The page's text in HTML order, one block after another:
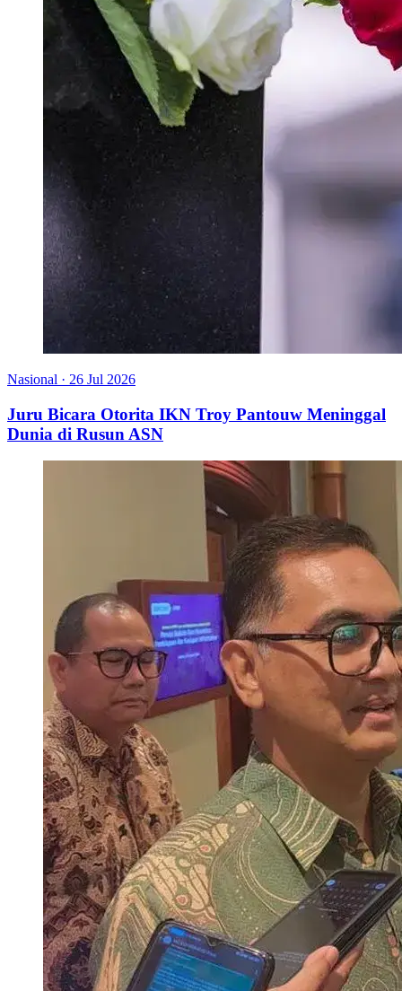
Nasional · 26 Jul 2026
Juru Bicara Otorita IKN Troy Pantouw Meninggal
Dunia di Rusun ASN